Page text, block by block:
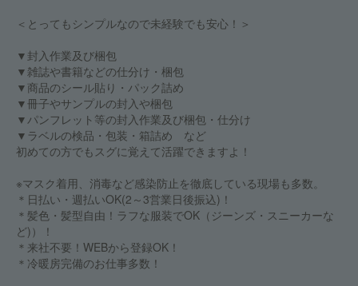
＜とってもシンプルなので未経験でも安心！＞
▼封入作業及び梱包
▼雑誌や書籍などの仕分け・梱包
▼商品のシール貼り・パック詰め
▼冊子やサンプルの封入や梱包
▼パンフレット等の封入作業及び梱包・仕分け
▼ラベルの検品・包装・箱詰め など
初めての方でもスグに覚えて活躍できますよ！
※マスク着用、消毒など感染防止を徹底している現場も多数。
＊日払い・週払いOK(2～3営業日後振込)！
＊髪色・髪型自由！ラフな服装でOK（ジーンズ・スニーカーな
ど)）！
＊来社不要！WEBから登録OK！
＊冷暖房完備のお仕事多数！